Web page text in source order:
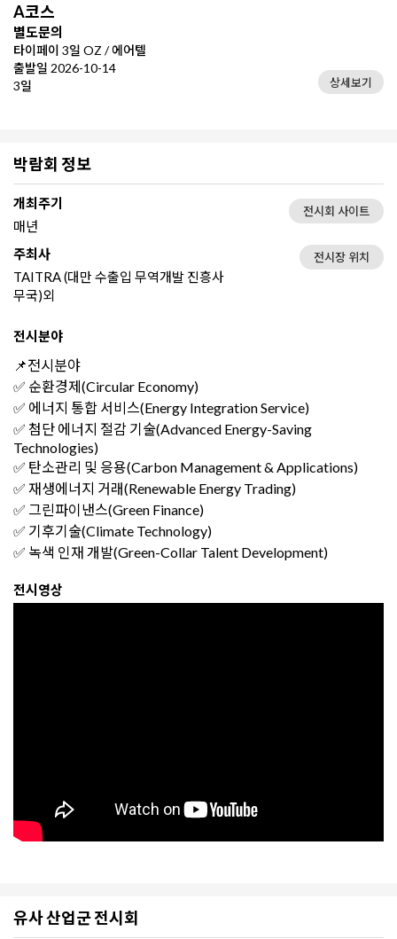
A코스
별도문의
타이페이 3일 OZ / 에어텔
출발일 2026-10-14
3일
상세보기
박람회 정보
개최주기
매년
전시회 사이트
주최사
TAITRA (대만 수출입 무역개발 진흥사
무국)외
전시장 위치
전시분야
📌전시분야
✅ 순환경제(Circular Economy)
✅ 에너지 통합 서비스(Energy Integration Service)
✅ 첨단 에너지 절감 기술(Advanced Energy-Saving
Technologies)
✅ 탄소관리 및 응용(Carbon Management & Applications)
✅ 재생에너지 거래(Renewable Energy Trading)
✅ 그린파이낸스(Green Finance)
✅ 기후기술(Climate Technology)
✅ 녹색 인재 개발(Green-Collar Talent Development)
전시영상
유사 산업군 전시회